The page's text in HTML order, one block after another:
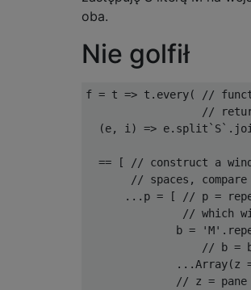
oba.
Nie golfił
f = t => t . every(
//
//
(e, i ) => e. split ` S`.
==
[
// construct a
// spaces, compare
... p = [
// p =
// which
              b
= 'M' .
// b =
...Array(z
// z = pane